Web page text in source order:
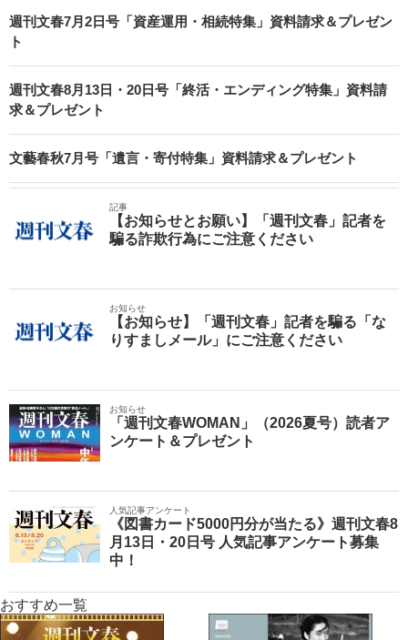
週刊文春7月2日号「資産運用・相続特集」資料請求＆プレゼン
ト
週刊文春8月13日・20日号「終活・エンディング特集」資料請
求＆プレゼント
文藝春秋7月号「遺言・寄付特集」資料請求＆プレゼント
記事
【お知らせとお願い】「週刊文春」記者を
騙る詐欺行為にご注意ください
お知らせ
【お知らせ】「週刊文春」記者を騙る「な
りすましメール」にご注意ください
お知らせ
「週刊文春WOMAN」（2026夏号）読者ア
ンケート＆プレゼント
人気記事アンケート
《図書カード5000円分が当たる》週刊文春8
月13日・20日号 人気記事アンケート募集
中！
おすすめ一覧